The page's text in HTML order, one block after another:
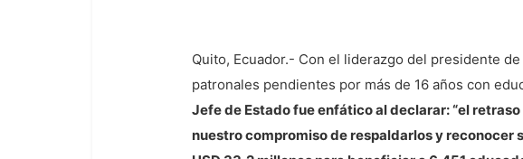
Quito, Ecuador.- Con el liderazgo del presidente
patronales pendientes por más de 16 años con
Jefe de Estado fue enfático al declarar: “el
nuestro compromiso de respaldarlos y reconocer